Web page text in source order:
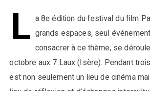
L a 8e édition du festival du film
grands espaces, seul
consacrer à ce thème, se
octobre aux 7 Laux (Isère). Pendant
est non seulement un lieu de cinéma